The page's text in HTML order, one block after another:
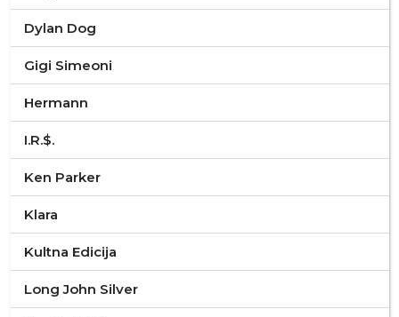
Dylan Dog
Gigi Simeoni
Hermann
I.R.$.
Ken Parker
Klara
Kultna Edicija
Long John Silver